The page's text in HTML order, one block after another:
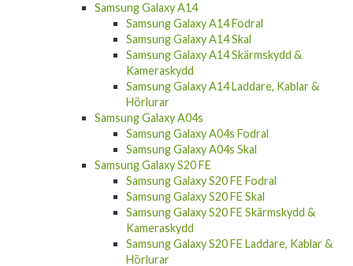
Samsung Galaxy A14
Samsung Galaxy A14 Fodral
Samsung Galaxy A14 Skal
Samsung Galaxy A14 Skärmskydd &
Kameraskydd
Samsung Galaxy A14 Laddare, Kablar &
Hörlurar
Samsung Galaxy A04s
Samsung Galaxy A04s Fodral
Samsung Galaxy A04s Skal
Samsung Galaxy S20 FE
Samsung Galaxy S20 FE Fodral
Samsung Galaxy S20 FE Skal
Samsung Galaxy S20 FE Skärmskydd &
Kameraskydd
Samsung Galaxy S20 FE Laddare, Kablar &
Hörlurar